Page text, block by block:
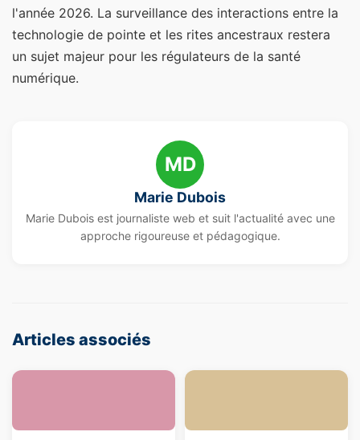
l'année 2026. La surveillance des interactions entre la
technologie de pointe et les rites ancestraux restera
un sujet majeur pour les régulateurs de la santé
numérique.
MD
Marie Dubois
Marie Dubois est journaliste web et suit l'actualité avec une
approche rigoureuse et pédagogique.
Articles associés